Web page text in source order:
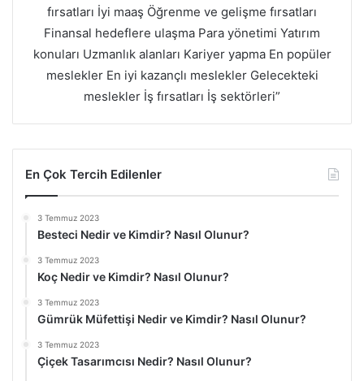
fırsatları İyi maaş Öğrenme ve gelişme fırsatları
Finansal hedeflere ulaşma Para yönetimi Yatırım
konuları Uzmanlık alanları Kariyer yapma En popüler
meslekler En iyi kazançlı meslekler Gelecekteki
meslekler İş fırsatları İş sektörleri”
En Çok Tercih Edilenler
3 Temmuz 2023
Besteci Nedir ve Kimdir? Nasıl Olunur?
3 Temmuz 2023
Koç Nedir ve Kimdir? Nasıl Olunur?
3 Temmuz 2023
Gümrük Müfettişi Nedir ve Kimdir? Nasıl Olunur?
3 Temmuz 2023
Çiçek Tasarımcısı Nedir? Nasıl Olunur?